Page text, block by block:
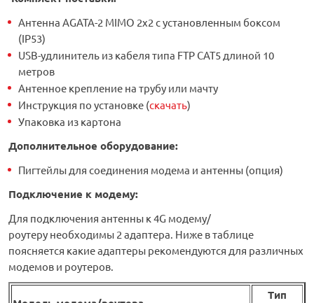
Антенна AGATA-2 MIMO 2x2 с установленным боксом
(IP53)
USB-удлинитель из кабеля типа FTP CAT5 длиной 10
метров
Антенное крепление на трубу или мачту
Инструкция по установке (скачать)
Упаковка из картона
Дополнительное оборудование:
Пигтейлы для соединения модема и антенны (опция)
Подключение к модему:
Для подключения антенны к 4G модему/
роутеру необходимы 2 адаптера. Ниже в таблице
поясняется какие адаптеры рекомендуются для различных
модемов и роутеров.
Тип